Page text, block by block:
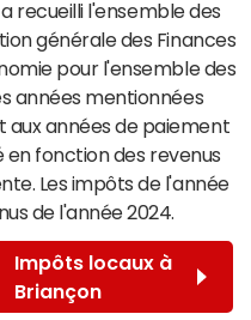
recueilli l'ensemble des
générale des Finances
pour l'ensemble des
années mentionnées
aux années de paiement
en fonction des revenus
Les impôts de l'année
de l'année 2024.
Impôts locaux à
Briançon